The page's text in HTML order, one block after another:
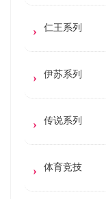
仁王系列
伊苏系列
传说系列
体育竞技